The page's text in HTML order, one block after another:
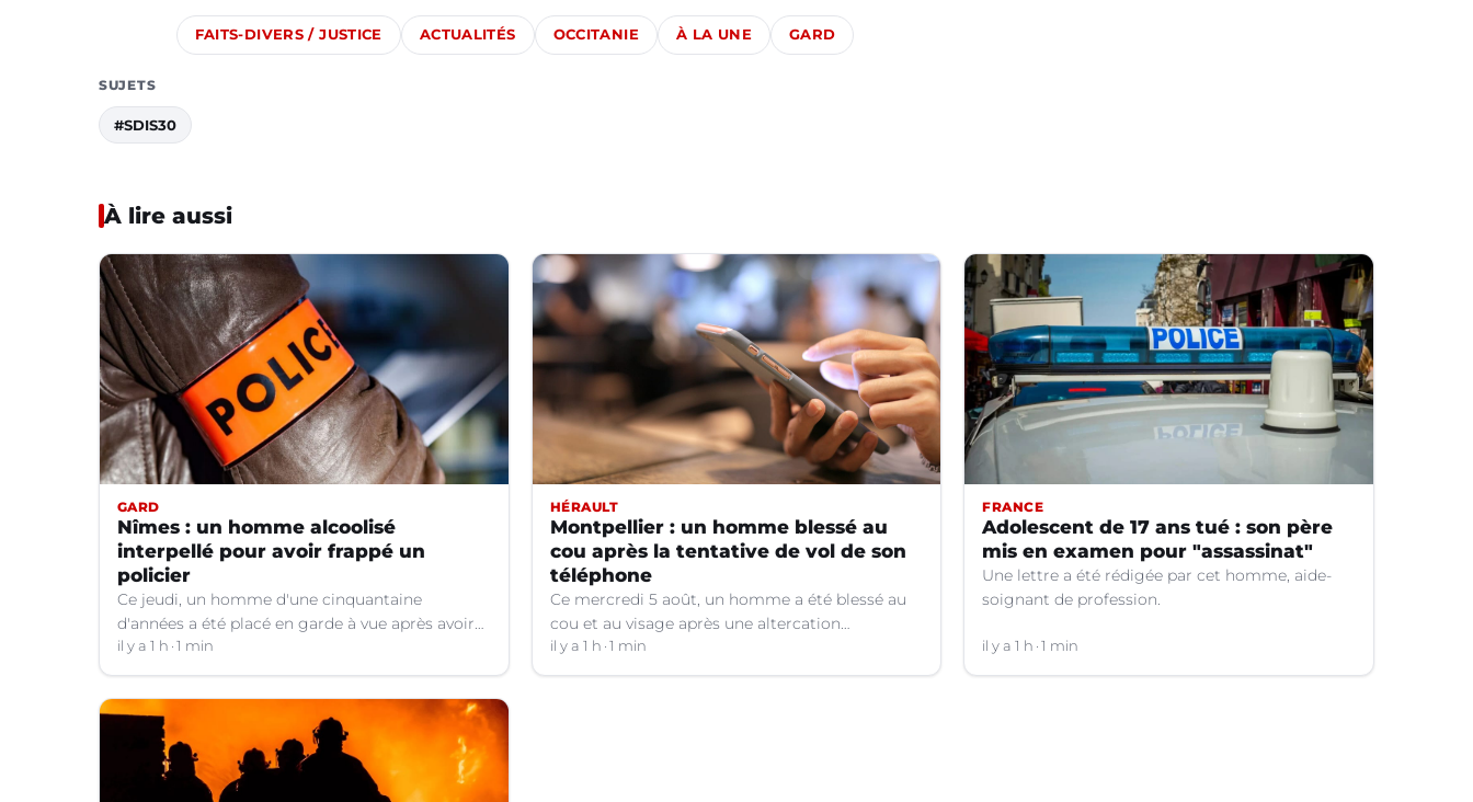
FAITS-DIVERS / JUSTICE ACTUALITÉS OCCITANIE À LA UNE GARD
SUJETS
#SDIS30
À lire aussi
GARD
Nîmes : un homme alcoolisé
interpellé pour avoir frappé un
policier
Ce jeudi, un homme d'une cinquantaine
d'années a été placé en garde à vue après avoir
frappé un policier hors service à Nîmes (Gard).
il y a 1 h 1 min
HÉRAULT
Montpellier : un homme blessé au
cou après la tentative de vol de son
téléphone
Ce mercredi 5 août, un homme a été blessé au
cou et au visage après une altercation
concernant un téléphone portable à Montpellier
(Hérault).
il y a 1 h 1 min
FRANCE
Adolescent de 17 ans tué : son père
mis en examen pour "assassinat"
Une lettre a été rédigée par cet homme, aide-
soignant de profession.
il y a 1 h 1 min